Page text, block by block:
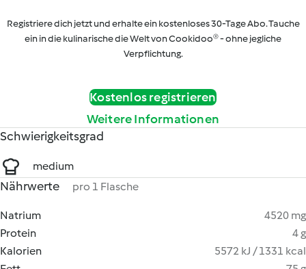
Registriere dich jetzt und erhalte ein kostenloses 30-Tage Abo. Tauche
ein in die kulinarische die Welt von Cookidoo® - ohne jegliche
Verpflichtung.
Kostenlos registrieren
Weitere Informationen
Schwierigkeitsgrad
medium
Nährwerte pro 1 Flasche
Natrium
4520 mg
Protein
4 g
Kalorien
5572 kJ / 1331 kcal